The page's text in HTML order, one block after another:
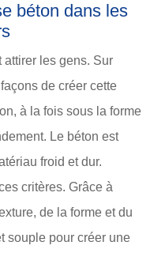
béton dans les
attirer les gens. Sur
de créer cette
à la fois sous la forme
Le béton est
froid et dur.
critères. Grâce à
de la forme et du
souple pour créer une